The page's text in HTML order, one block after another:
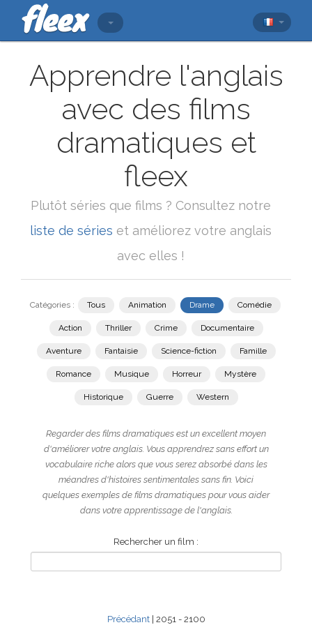
Apprendre l'anglais
avec des films
dramatiques et
fleex
Plutôt séries que films ? Consultez notre
liste de séries et améliorez votre anglais
avec elles !
Catégories : Tous Animation Drame Comédie
Action Thriller Crime Documentaire
Aventure Fantaisie Science-fiction Famille
Romance Musique Horreur Mystère
Historique Guerre Western
Regarder des films dramatiques est un excellent moyen
d'améliorer votre anglais. Vous apprendrez sans effort un
vocabulaire riche alors que vous serez absorbé dans les
méandres d'histoires sentimentales sans fin. Voici
quelques exemples de films dramatiques pour vous aider
dans votre apprentissage de l'anglais.
Rechercher un film :
Précédant| 2051 - 2100